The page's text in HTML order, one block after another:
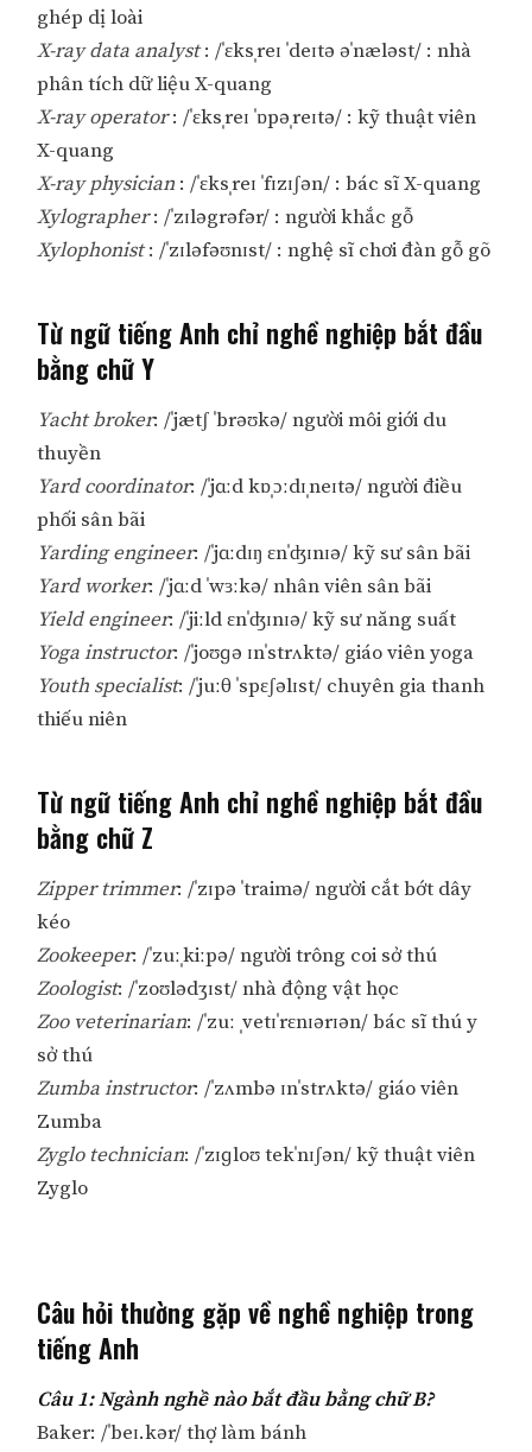
ghép dị loài
X-ray data analyst: /ˈɛksˌreɪ ˈdeɪtə əˈnæləst/ : nhà
phân tích dữ liệu X-quang
X-ray operator: /ˈɛksˌreɪ ˈɒpəˌreɪtə/ : kỹ thuật viên
X-quang
X-ray physician : /ˈɛksˌreɪ ˈfɪzɪʃən/ : bác sĩ X-quang
Xylographer: /ˈzɪləgrəfər/ : người khắc gỗ
Xylophonist: /ˈzɪləfəʊnɪst/ : nghệ sĩ chơi đàn gỗ gõ
Từ ngữ tiếng Anh chỉ nghề nghiệp bắt đầu
bằng chữ Y
Yacht broker: /ˈjætʃ ˈbrəʊkə/ người môi giới du
thuyền
Yard coordinator: /ˈjɑːd kɒˌɔːdɪˌneɪtə/ người điều
phối sân bãi
Yarding engineer: /ˈjɑːdɪŋ ɛnˈʤɪnɪə/ kỹ sư sân bãi
Yard worker: /ˈjɑːd ˈwɜːkə/ nhân viên sân bãi
Yield engineer: /ˈjiːld ɛnˈʤɪnɪə/ kỹ sư năng suất
Yoga instructor: /ˈjoʊɡə ɪnˈstrʌktə/ giáo viên yoga
Youth specialist: /ˈjuːθ ˈspɛʃəlɪst/ chuyên gia thanh
thiếu niên
Từ ngữ tiếng Anh chỉ nghề nghiệp bắt đầu
bằng chữ Z
Zipper trimmer: /ˈzɪpə ˈtraimə/ người cắt bớt dây
kéo
Zookeeper: /ˈzuːˌkiːpə/ người trông coi sở thú
Zoologist: /ˈzoʊlədʒɪst/ nhà động vật học
Zoo veterinarian: /ˈzuː ˌvetɪˈrɛnɪərɪən/ bác sĩ thú y
sở thú
Zumba instructor: /ˈzʌmbə ɪnˈstrʌktə/ giáo viên
Zumba
Zyglo technician: /ˈzɪɡloʊ tekˈnɪʃən/ kỹ thuật viên
Zyglo
Câu hỏi thường gặp về nghề nghiệp trong
tiếng Anh
Câu 1: Ngành nghề nào bắt đầu bằng chữ B?
Baker: /ˈbeɪ.kər/ thợ làm bánh